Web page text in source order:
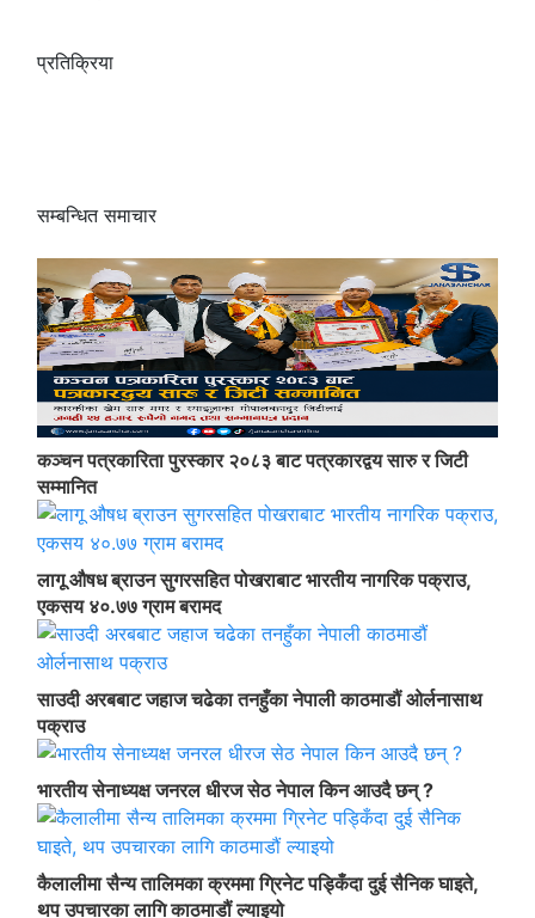
प्रतिक्रिया
सम्बन्धित समाचार
कञ्चन पत्रकारिता पुरस्कार २०८३ बाट पत्रकारद्वय सारु र जिटी
सम्मानित
लागू औषध ब्राउन सुगरसहित पोखराबाट भारतीय नागरिक पक्राउ,
एकसय ४०.७७ ग्राम बरामद
साउदी अरबबाट जहाज चढेका तनहुँका नेपाली काठमाडौं ओर्लनासाथ
पक्राउ
भारतीय सेनाध्यक्ष जनरल धीरज सेठ नेपाल किन आउदै छन् ?
कैलालीमा सैन्य तालिमका क्रममा ग्रिनेट पड्किँदा दुई सैनिक घाइते,
थप उपचारका लागि काठमाडौं ल्याइयो